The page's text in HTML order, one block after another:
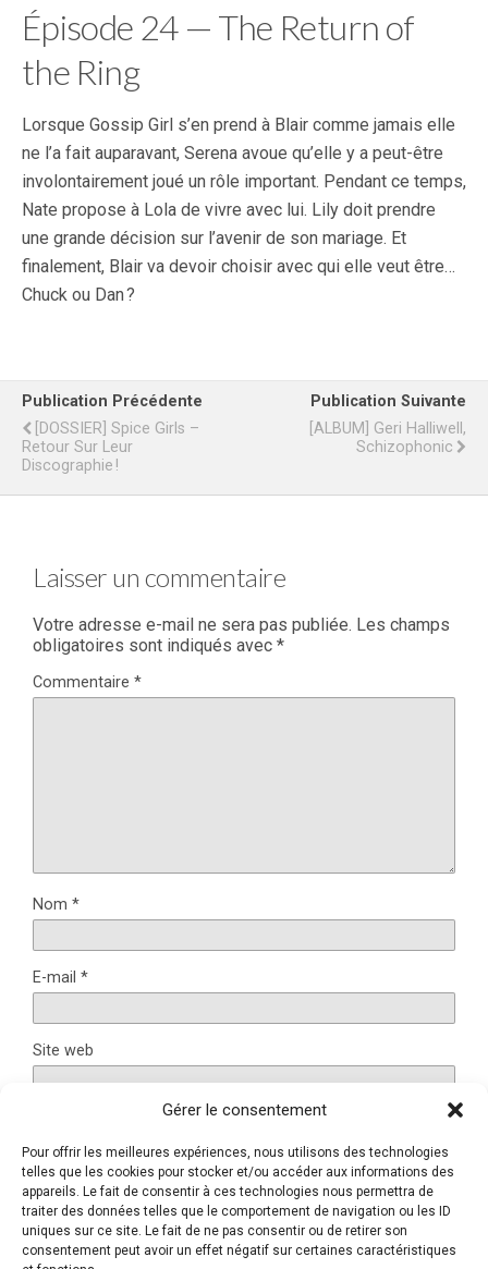
Gérer le consentement
Pour offrir les meilleures expériences, nous utilisons des technologies
telles que les cookies pour stocker et/ou accéder aux informations des
appareils. Le fait de consentir à ces technologies nous permettra de
traiter des données telles que le comportement de navigation ou les ID
uniques sur ce site. Le fait de ne pas consentir ou de retirer son
consentement peut avoir un effet négatif sur certaines caractéristiques
Épisode 24 — The Return of
the Ring
Lorsque Gossip Girl s’en prend à Blair comme jamais elle
ne l’a fait auparavant, Serena avoue qu’elle y a peut-être
involontairement joué un rôle important. Pendant ce temps,
Nate propose à Lola de vivre avec lui. Lily doit prendre
une grande décision sur l’avenir de son mariage. Et
finalement, Blair va devoir choisir avec qui elle veut être…
Chuck ou Dan ?
Publication Précédente
[DOSSIER] Spice Girls –
Retour Sur Leur
Discographie !
Publication Suivante
[ALBUM] Geri Halliwell,
Schizophonic
Laisser un commentaire
Votre adresse e-mail ne sera pas publiée. Les champs
obligatoires sont indiqués avec *
Commentaire *
Nom *
E-mail *
Site web
Ce site utilise Akismet pour réduire les indésirables.En
savoir plus sur la façon dont les données de vos
commentaires sont traitées.